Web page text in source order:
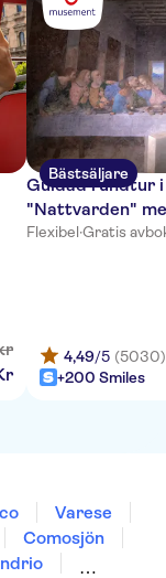
Bästsäljare
Guidad rundtur
"Nattvarden"
Flexibel·Gratis
4,49/5 (5030)
+200 Smiles
Varese
Comosjön